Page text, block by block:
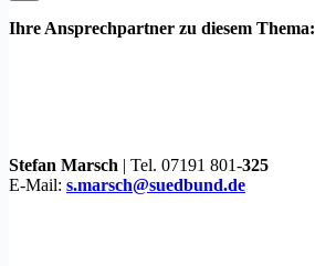
Ihre Ansprechpartner zu diesem Thema:
Stefan Marsch | Tel. 07191 801-325
E-Mail: s.marsch@suedbund.de